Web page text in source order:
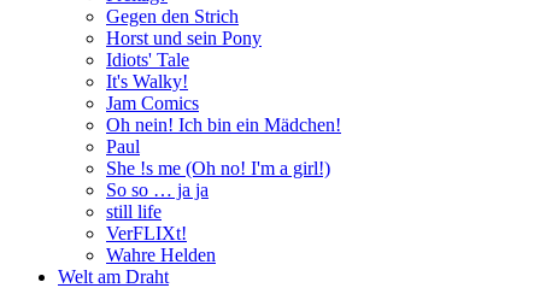
Gegen den Strich
Horst und sein Pony
Idiots' Tale
It's Walky!
Jam Comics
Oh nein! Ich bin ein Mädchen!
Paul
She !s me (Oh no! I'm a girl!)
So so … ja ja
still life
VerFLIXt!
Wahre Helden
Welt am Draht